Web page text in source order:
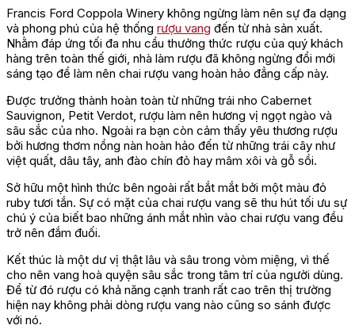
Francis Ford Coppola Winery không ngừng làm nên sự đa dạng
và phong phú của hệ thống rượu vang đến từ nhà sản xuất.
Nhằm đáp ứng tối đa nhu cầu thưởng thức rượu của quý khách
hàng trên toàn thế giới, nhà làm rượu đã không ngừng đổi mới
sáng tạo để làm nên chai rượu vang hoàn hảo đẳng cấp này.
Được trưởng thành hoàn toàn từ những trái nho Cabernet
Sauvignon, Petit Verdot, rượu làm nên hương vị ngọt ngào và
sâu sắc của nho. Ngoài ra bạn còn cảm thấy yêu thương rượu
bởi hương thơm nồng nàn hoàn hảo đến từ những trái cây như
việt quất, dâu tây, anh đào chín đỏ hay mâm xôi và gỗ sồi.
Sở hữu một hình thức bên ngoài rất bắt mắt bởi một màu đỏ
ruby tươi tắn. Sự có mặt của chai rượu vang sẽ thu hút tối ưu sự
chú ý của biết bao những ánh mắt nhìn vào chai rượu vang đều
trở nên đắm đuối.
Kết thúc là một dư vị thật lâu và sâu trong vòm miệng, vì thế
cho nên vang hoà quyện sâu sắc trong tâm trí của người dùng.
Để từ đó rượu có khả năng cạnh tranh rất cao trên thị trường
hiện nay không phải dòng rượu vang nào cũng so sánh được
với nó.